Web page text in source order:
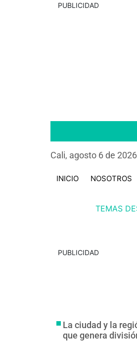
PUBLICIDAD
Cali, agosto 6 de
INICIO NOSOTROS
TEMAS
PUBLICIDAD
La ciudad y la
que genera